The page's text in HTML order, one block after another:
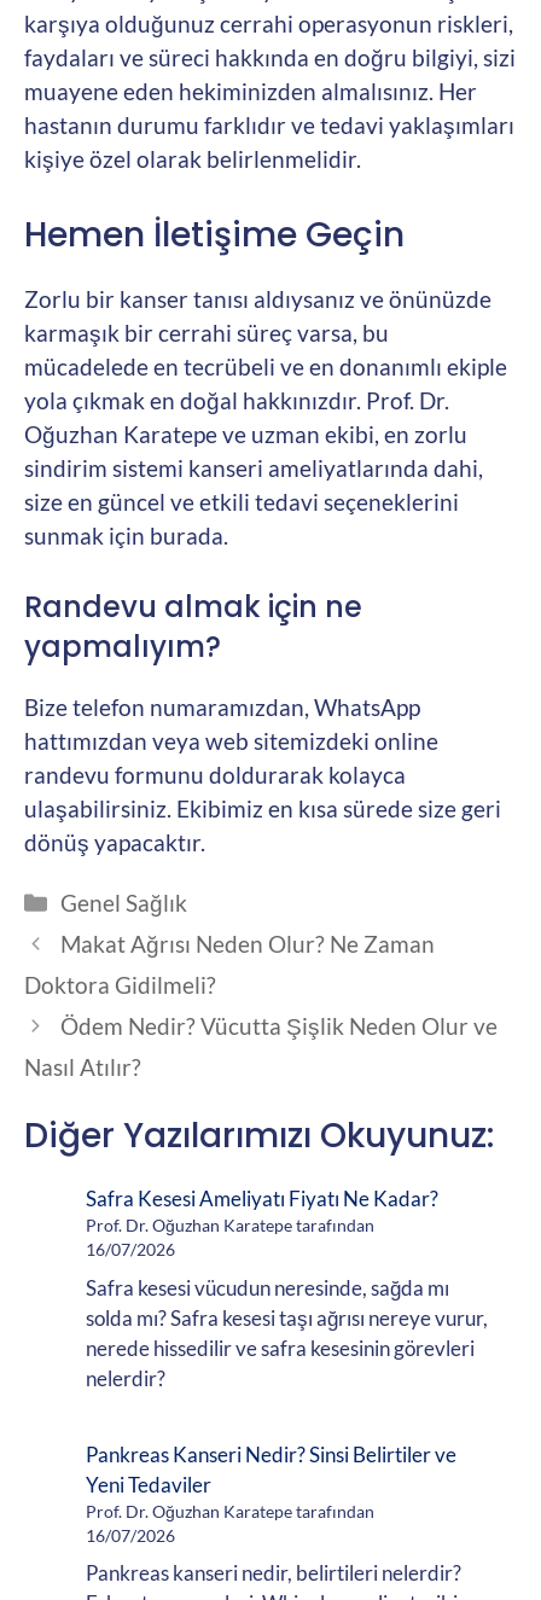
karşıya olduğunuz cerrahi operasyonun riskleri,
faydaları ve süreci hakkında en doğru bilgiyi, sizi
muayene eden hekiminizden almalısınız. Her
hastanın durumu farklıdır ve tedavi yaklaşımları
kişiye özel olarak belirlenmelidir.
Hemen İletişime Geçin
Zorlu bir kanser tanısı aldıysanız ve önünüzde
karmaşık bir cerrahi süreç varsa, bu
mücadelede en tecrübeli ve en donanımlı ekiple
yola çıkmak en doğal hakkınızdır. Prof. Dr.
Oğuzhan Karatepe ve uzman ekibi, en zorlu
sindirim sistemi kanseri ameliyatlarında dahi,
size en güncel ve etkili tedavi seçeneklerini
sunmak için burada.
Randevu almak için ne
yapmalıyım?
Bize telefon numaramızdan, WhatsApp
hattımızdan veya web sitemizdeki online
randevu formunu doldurarak kolayca
ulaşabilirsiniz. Ekibimiz en kısa sürede size geri
dönüş yapacaktır.
Kategoriler
Genel Sağlık
Makat Ağrısı Neden Olur? Ne Zaman
Doktora Gidilmeli?
Ödem Nedir? Vücutta Şişlik Neden Olur ve
Nasıl Atılır?
Diğer Yazılarımızı Okuyunuz:
Safra Kesesi Ameliyatı Fiyatı Ne Kadar?
Prof. Dr. Oğuzhan Karatepe tarafından
16/07/2026
Safra kesesi vücudun neresinde, sağda mı
solda mı? Safra kesesi taşı ağrısı nereye vurur,
nerede hissedilir ve safra kesesinin görevleri
nelerdir?
Pankreas Kanseri Nedir? Sinsi Belirtiler ve
Yeni Tedaviler
Prof. Dr. Oğuzhan Karatepe tarafından
16/07/2026
Pankreas kanseri nedir, belirtileri nelerdir?